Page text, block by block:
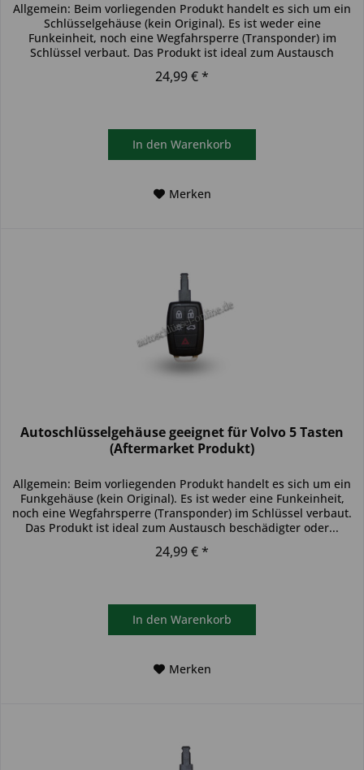
Allgemein: Beim vorliegenden Produkt handelt es sich um ein
Schlüsselgehäuse (kein Original). Es ist weder eine
Funkeinheit, noch eine Wegfahrsperre (Transponder) im
Schlüssel verbaut. Das Produkt ist ideal zum Austausch
24,99 € *
In den Warenkorb
Merken
Autoschlüsselgehäuse geeignet für Volvo 5 Tasten
(Aftermarket Produkt)
Allgemein: Beim vorliegenden Produkt handelt es sich um ein
Funkgehäuse (kein Original). Es ist weder eine Funkeinheit,
noch eine Wegfahrsperre (Transponder) im Schlüssel verbaut.
Das Produkt ist ideal zum Austausch beschädigter oder...
24,99 € *
In den Warenkorb
Merken